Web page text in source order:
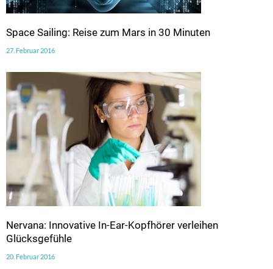
Space Sailing: Reise zum Mars in 30 Minuten
27. Februar 2016
Nervana: Innovative In-Ear-Kopfhörer verleihen
Glücksgefühle
20. Februar 2016